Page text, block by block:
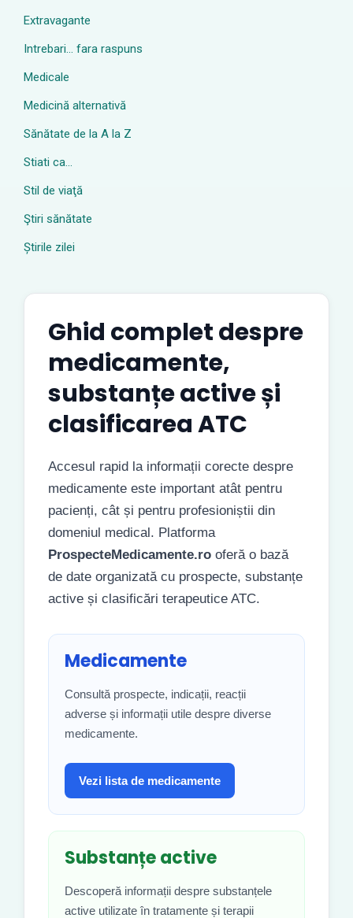
Extravagante
Intrebari… fara raspuns
Medicale
Medicină alternativă
Sănătate de la A la Z
Stiati ca…
Stil de viaţă
Ştiri sănătate
Știrile zilei
Ghid complet despre
medicamente,
substanțe active și
clasificarea ATC
Accesul rapid la informații corecte despre
medicamente este important atât pentru
pacienți, cât și pentru profesioniștii din
domeniul medical. Platforma
ProspecteMedicamente.ro oferă o bază
de date organizată cu prospecte, substanțe
active și clasificări terapeutice ATC.
Medicamente
Consultă prospecte, indicații, reacții
adverse și informații utile despre diverse
medicamente.
Vezi lista de medicamente
Substanțe active
Descoperă informații despre substanțele
active utilizate în tratamente și terapii